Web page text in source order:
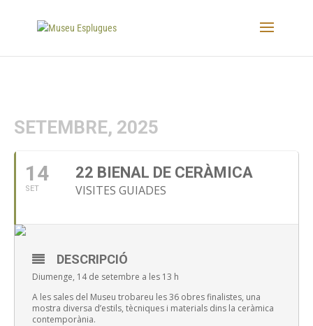
SETEMBRE, 2025
14
SET
22 BIENAL DE CERÀMICA
VISITES GUIADES
DESCRIPCIÓ
Diumenge, 14 de setembre a les 13 h
A les sales del Museu trobareu les 36 obres finalistes, una
mostra diversa d’estils, tècniques i materials dins la ceràmica
contemporània.